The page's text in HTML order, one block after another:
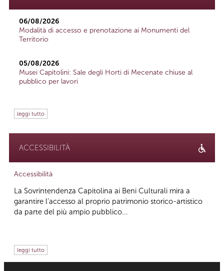
06/08/2026
Modalità di accesso e prenotazione ai Monumenti del
Territorio
05/08/2026
Musei Capitolini: Sale degli Horti di Mecenate chiuse al
pubblico per lavori
leggi tutto
ACCESSIBILITÀ
Accessibilità
La Sovrintendenza Capitolina ai Beni Culturali mira a
garantire l’accesso al proprio patrimonio storico-artistico
da parte del più ampio pubblico...
leggi tutto